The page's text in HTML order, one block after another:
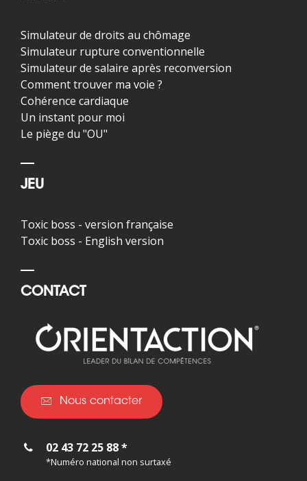
Simulateur de droits au chômage
Simulateur rupture conventionnelle
Simulateur de salaire après reconversion
Comment trouver ma voie ?
Cohérence cardiaque
Un instant pour moi
Le piège du "OU"
JEU
Toxic boss - version française
Toxic boss - English version
CONTACT
Nous contacter
02 43 72 25 88 *
*Numéro national non surtaxé